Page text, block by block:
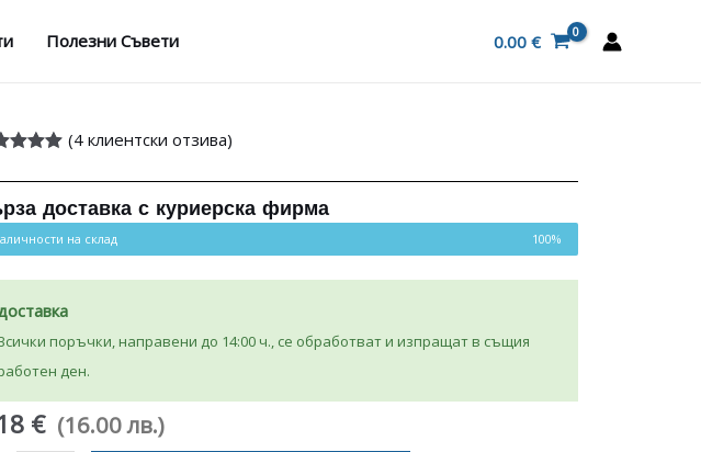
Полезни Съвети 0.00 €
(4 клиентски отзива)
доставка с куриерска фирма
на склад 100%
поръчки, направени до 14:00 ч., се обработват и изпращат в същия
ден.
€ (16.00 лв.)